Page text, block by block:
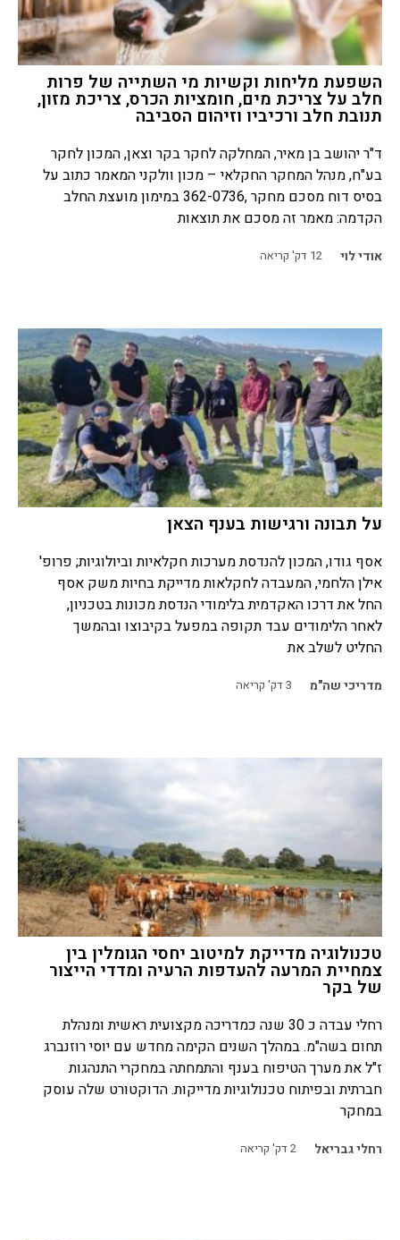
השפעת מליחות וקשיות מי השתייה של פרות
חלב על צריכת מים, חומציות הכרס, צריכת מזון,
תנובת חלב ורכיביו וזיהום הסביבה
ד"ר יהושב בן מאיר, המחלקה לחקר בקר וצאן, המכון לחקר
בע"ח, מנהל המחקר החקלאי – מכון וולקני המאמר כתוב על
בסיס דוח מסכם מחקר ,362-0736 במימון מועצת החלב
הקדמה: מאמר זה מסכם את תוצאות
אודי לוי 12 דק' קריאה
על תבונה ורגישות בענף הצאן
אסף גודו, המכון להנדסת מערכות חקלאיות וביולוגיות; פרופ'
אילן הלחמי, המעבדה לחקלאות מדייקת בחיות משק אסף
החל את דרכו האקדמית בלימודי הנדסת מכונות בטכניון,
לאחר הלימודים עבד תקופה במפעל בקיבוצו ובהמשך
החליט לשלב את
מדריכי שה"מ 3דק' קריאה
טכנולוגיה מדייקת למיטוב יחסי הגומלין בין
צמחיית המרעה להעדפות הרעיה ומדדי הייצור
של בקר
רחלי עבדה כ 30 שנה כמדריכה מקצועית ראשית ומנהלת
תחום בשה"מ. במהלך השנים הקימה מחדש עם יוסי רוזנברג
ז"ל את מערך הטיפוח בענף והתמחתה במחקרי התנהגות
חברתית ובפיתוח טכנולוגיות מדייקות. הדוקטורט שלה עוסק
במחקר
רחלי גבריאל 2דק' קריאה